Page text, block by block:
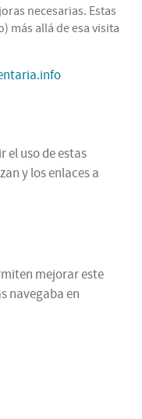
necesarias. Estas
más allá de esa visita
el uso de estas
y los enlaces a
mejorar este
navegaba en